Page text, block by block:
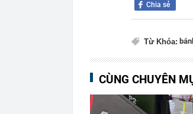
Chia sẻ
Từ Khóa:
CÙNG CHUYÊN